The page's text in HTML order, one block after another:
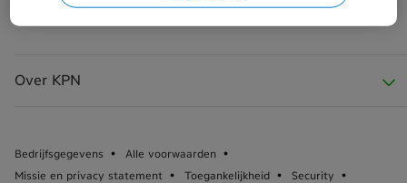
Over KPN
Bedrijfsgegevens
Alle voorwaarden
Missie en privacy statement
Toegankelijkheid Security